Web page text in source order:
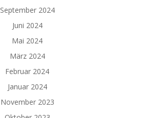
September 2024
Juni 2024
Mai 2024
März 2024
Februar 2024
Januar 2024
November 2023